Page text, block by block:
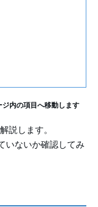
内の項目へ移動します
説します。
いないか確認してみ